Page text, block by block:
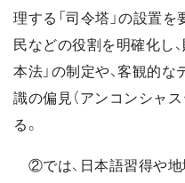
理する「司令塔」の設置を
民などの役割を明確化し
本法」の制定や、客観的
識の偏見（アンコンシャ
る。
②では、日本語習得や地